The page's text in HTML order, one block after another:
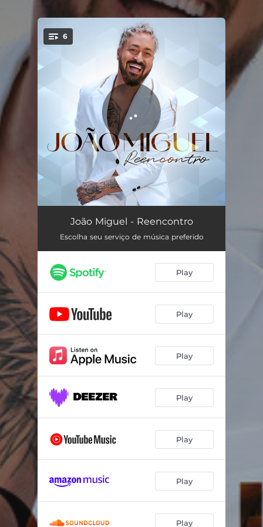
You're all set!
6
Um déjà vu 03:38
Estou apaixonado 03:26
Eternamente 04:08
Pra te dar 03:50
Vem, vem, vem 03:04
João Miguel - Reencontro
Escolha seu serviço de música preferido
Play
Play
Play
Play
Play
Play
Play